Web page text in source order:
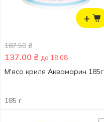
+
187.50 ₴
137.00 ₴ до 18.08
М'ясо криля Аквамарин 185г
185 г